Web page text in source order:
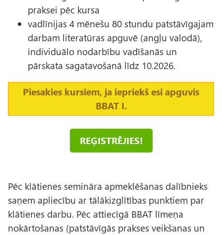
praksei pēc kursa
vadlīnijas 4 mēnešu 80 stundu patstāvīgajam
darbam literatūras apguvē (angļu valodā),
individuālo nodarbību vadīšanās un
pārskata sagatavošanā līdz 10.2026.
Piesakies kursiem, ja iepriekš esi apguvis
BBAT I.
REĢISTRĒJIES!
Pēc klātienes semināra apmeklēšanas dalībnieks
saņem apliecību ar tālākizglītības punktiem par
klātienes darbu. Pēc attiecīgā BBAT līmeņa
nokārtošanas (patstāvīgās prakses veikšanas un